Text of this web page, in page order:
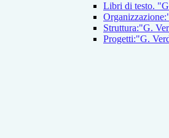
Libri di testo.
Struttura:"G.
Progetti:"G.